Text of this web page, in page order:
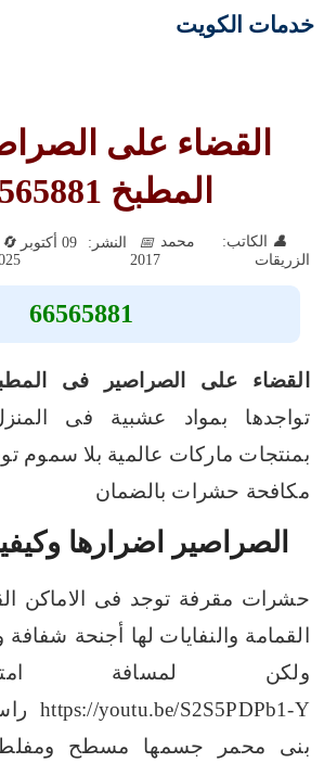
خدمات الكويت
القضاء على
المطبخ 66565881
الكاتب: محمد
الزريقات
النشر: 09 أكتوبر
2017
66565881
القضاء على الصراصير فى
تواجدها بمواد عشبية فى المنزل
بمنتجات ماركات عالمية بلا سموم
مكافحة حشرات بالضمان
الصراصير اضرارها
حشرات مقرفة توجد فى الاماكن
القمامة والنفايات لها أجنحة شفافة
ولكن لمسافة
https://youtu.be/S2S5PDPb1-Y
بنى محمر جسمها مسطح